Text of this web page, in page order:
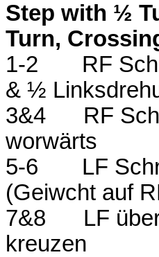
Step with ½
Turn,
1-2
RF
& ½
3&4
RF
worwärts
5-6
LF
(Geiwcht auf
7&8
LF
kreuzen